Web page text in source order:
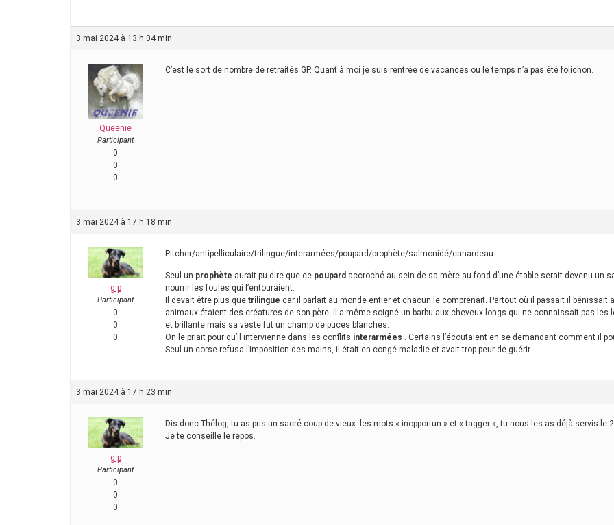
3 mai 2024 à 13 h 04 min
Queenie
Participant
0
0
0
C’est le sort de nombre de retraités GP. Quant à moi je suis rentrée de vacances ou le temps n’a pas été folichon.
3 mai 2024 à 17 h 18 min
g.p
Participant
0
0
0
Pitcher/antipelliculaire/trilingue/interarmées/poupard/prophète/salmonidé/canardeau.
Seul un prophète aurait pu dire que ce poupard accroché au sein de sa mère au fond d’une étable serait devenu un
nourrir les foules qui l’entouraient.
Il devait être plus que trilingue car il parlait au monde entier et chacun le comprenait. Partout où il passait il bénissait
animaux étaient des créatures de son père. Il a même soigné un barbu aux cheveux longs qui ne connaissait pas les
et brillante mais sa veste fut un champ de puces blanches.
On le priait pour qu’il intervienne dans les conflits interarmées . Certains l’écoutaient en se demandant comment il
Seul un corse refusa l’imposition des mains, il était en congé maladie et avait trop peur de guérir.
3 mai 2024 à 17 h 23 min
g.p
Participant
0
0
0
Dis donc Thélog, tu as pris un sacré coup de vieux: les mots « inopportun » et « tagger », tu nous les as déjà servis le
Je te conseille le repos.